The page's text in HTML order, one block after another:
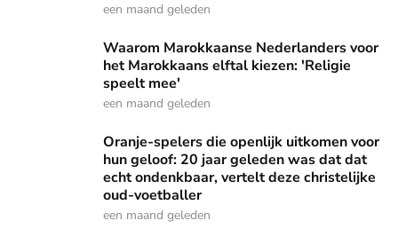
een maand geleden
Waarom Marokkaanse Nederlanders voor het
Waarom Marokkaanse Nederlanders voor
het Marokkaans elftal kiezen: 'Religie
speelt mee'
een maand geleden
Oranje-spelers die openlijk uitkomen voor hun geloof:
Oranje-spelers die openlijk uitkomen voor
hun geloof: 20 jaar geleden was dat dat
echt ondenkbaar, vertelt deze christelijke
oud-voetballer
een maand geleden